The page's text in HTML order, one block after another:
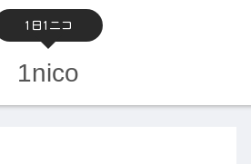
1日1ニコ
1nico